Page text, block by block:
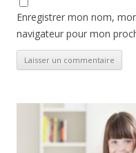
Enregistrer mon nom,
navigateur pour mon